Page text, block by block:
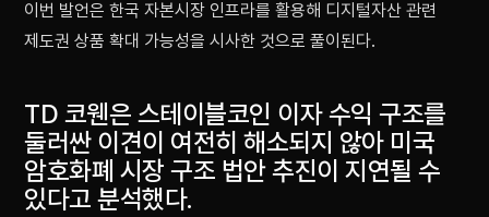
이번 발언은 한국 자본시장 인프라를 활용해 디지털자산 관련
제도권 상품 확대 가능성을 시사한 것으로 풀이된다.
TD 코웬은 스테이블코인 이자 수익 구조를
둘러싼 이견이 여전히 해소되지 않아 미국
암호화폐 시장 구조 법안 추진이 지연될 수
있다고 분석했다.